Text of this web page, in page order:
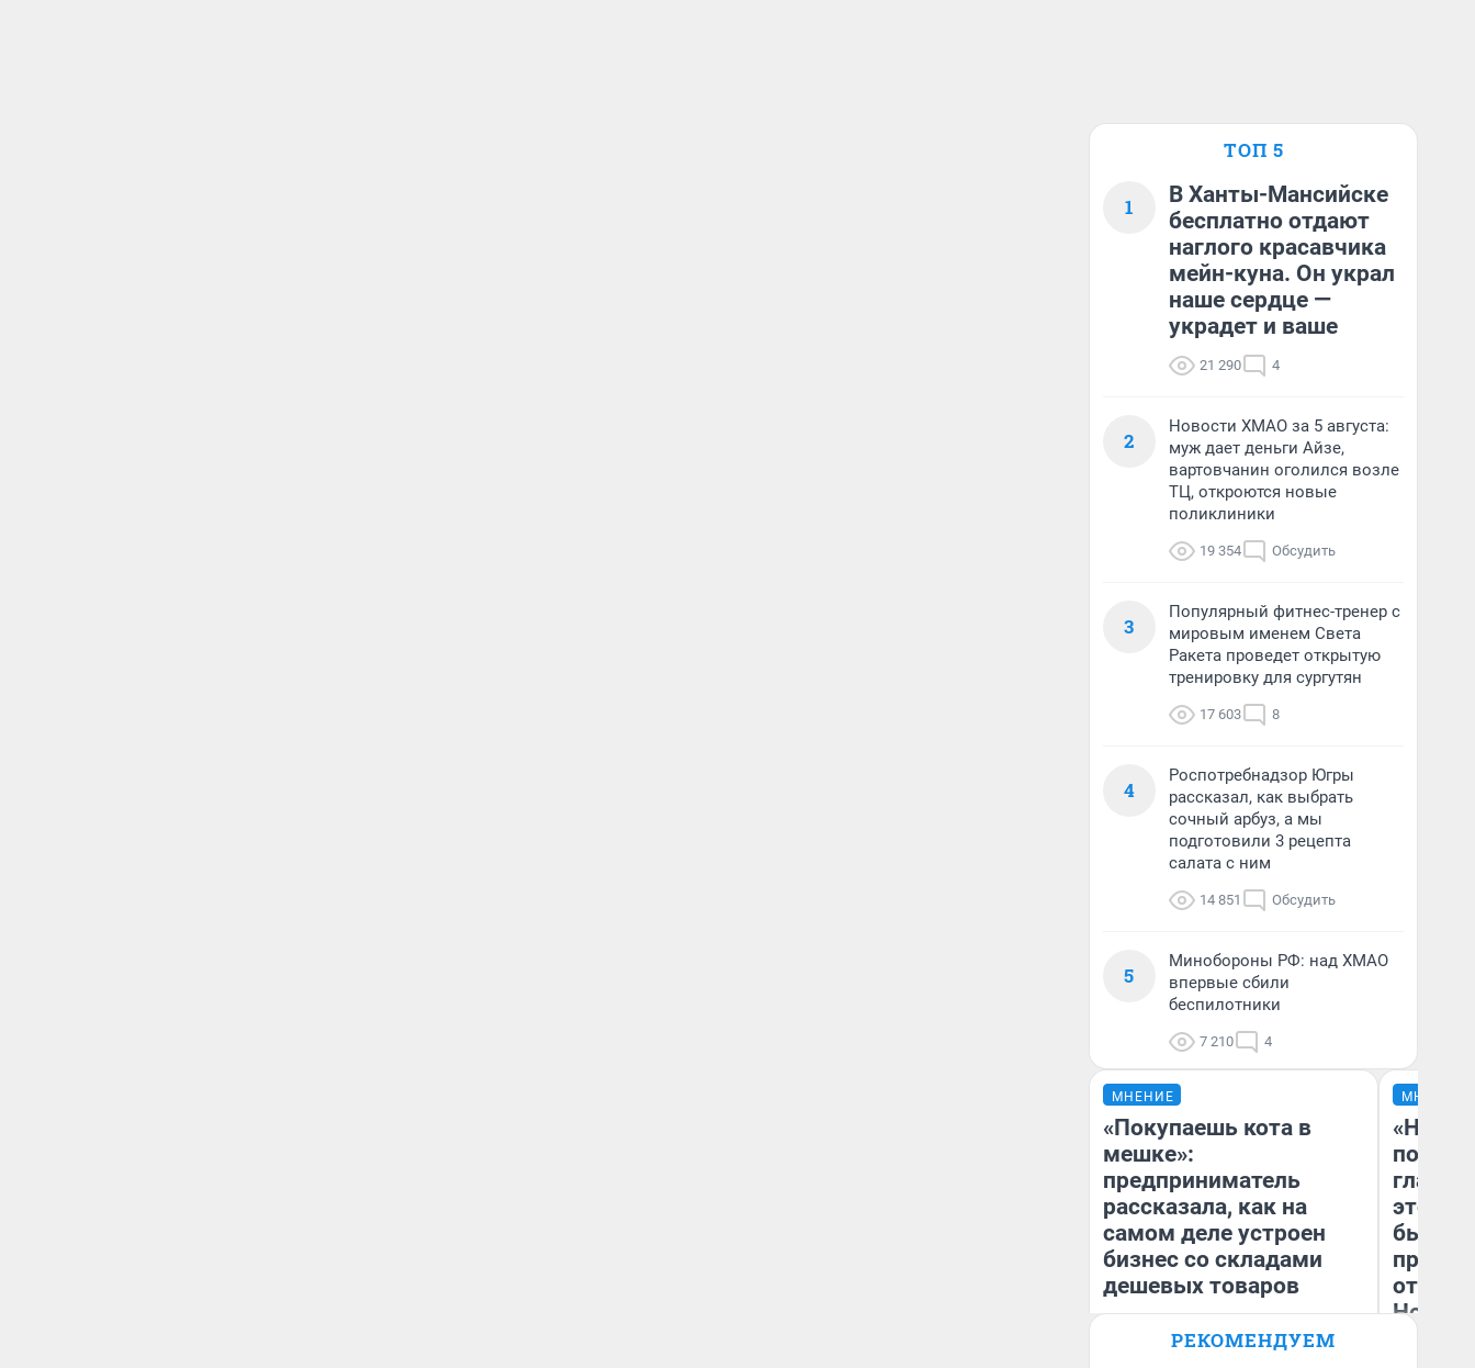
ТОП 5
1
В Ханты-Мансийске
бесплатно отдают
наглого красавчика
мейн-куна. Он украл
наше сердце —
украдет и ваше
21 290 4
2
Новости ХМАО за 5 августа:
муж дает деньги Айзе,
вартовчанин оголился возле
ТЦ, откроются новые
поликлиники
19 354 Обсудить
3
Популярный фитнес-тренер с
мировым именем Света
Ракета проведет открытую
тренировку для сургутян
17 603 8
4
Роспотребнадзор Югры
рассказал, как выбрать
сочный арбуз, а мы
подготовили 3 рецепта
салата с ним
14 851 Обсудить
5
Минобороны РФ: над ХМАО
впервые сбили
беспилотники
7 210 4
МНЕНИЕ
«Покупаешь кота в
мешке»:
предприниматель
рассказала, как на
самом деле устроен
бизнес со складами
дешевых товаров
Наталья Шорохова
МНЕНИЕ
этого
бьет
отзыв
Нолана
РЕКОМЕНДУЕМ